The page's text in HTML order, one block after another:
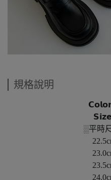
規格說明
░平時